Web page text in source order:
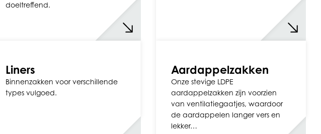
doeltreffend.
Liners
Binnenzakken voor verschillende
types vulgoed.
Aardappelzakken
Onze stevige LDPE
aardappelzakken zijn voorzien
van ventilatiegaatjes, waardoor
de aardappelen langer vers en
lekker…